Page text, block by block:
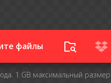
файлы
1 GB максимальный